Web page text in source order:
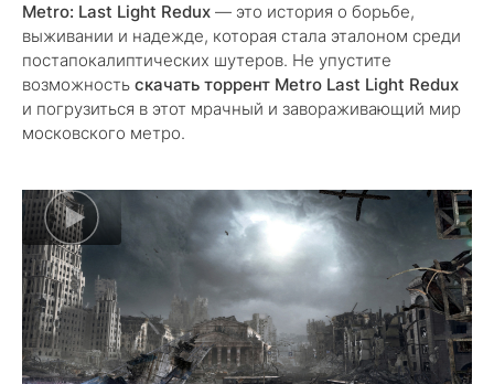
Metro: Last Light Redux — это история о борьбе,
выживании и надежде, которая стала эталоном среди
постапокалиптических шутеров. Не упустите
возможность скачать торрент Metro Last Light Redux
и погрузиться в этот мрачный и завораживающий мир
московского метро.